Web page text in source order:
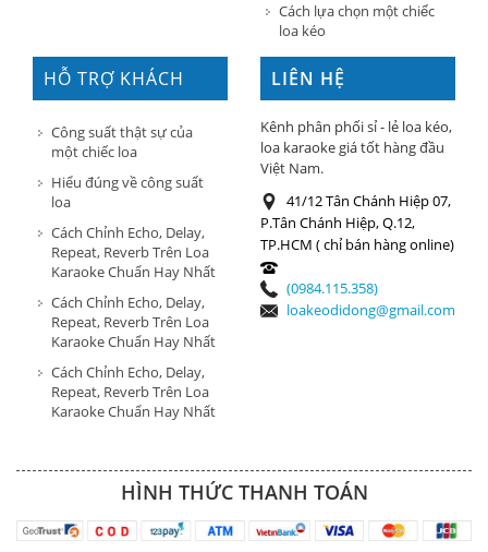
Cách lựa chọn một chiếc
loa kéo
HỖ TRỢ KHÁCH
HÀNG
Công suất thật sự của
một chiếc loa
Hiểu đúng về công suất
loa
Cách Chỉnh Echo, Delay,
Repeat, Reverb Trên Loa
Karaoke Chuẩn Hay Nhất
Cách Chỉnh Echo, Delay,
Repeat, Reverb Trên Loa
Karaoke Chuẩn Hay Nhất
Cách Chỉnh Echo, Delay,
Repeat, Reverb Trên Loa
Karaoke Chuẩn Hay Nhất
LIÊN HỆ
Kênh phân phối sỉ - lẻ loa kéo,
loa karaoke giá tốt hàng đầu
Việt Nam.
41/12 Tân Chánh Hiệp 07,
P.Tân Chánh Hiệp, Q.12,
TP.HCM ( chỉ bán hàng online)
(0984.115.358)
loakeodidong@gmail.com
HÌNH THỨC THANH TOÁN